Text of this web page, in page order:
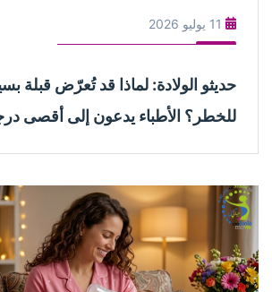
11 يوليو 2026
حديثو الولادة: لماذا قد تُعرّض قبلة
للخطر؟ الأطباء يدعون إلى أقصى